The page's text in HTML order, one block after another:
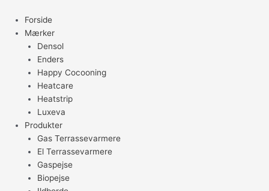
indholdet
Forside
Mærker
Densol
Enders
Happy Cocooning
Heatcare
Heatstrip
Luxeva
Produkter
Gas Terrassevarmere
El Terrassevarmere
Gaspejse
Biopejse